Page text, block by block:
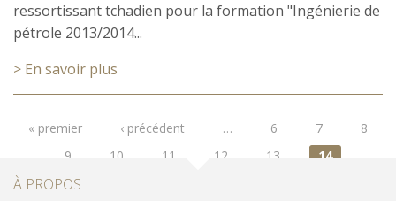
ressortissant tchadien pour la formation "Ingénierie de
pétrole 2013/2014...
> En savoir plus
Pages
« premier ‹ précédent … 6 7
8
9
10 11 12 13 14
À PROPOS